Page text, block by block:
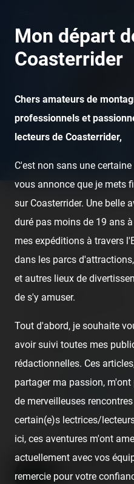
Home Posts Videos
parcs d'attractions !
Une vidéo DivX
plug-in.
Essayez l'une des
Visualisez la
Téléchargez
voir directement
(un redémarrage
nécessaire)
La vie d'ici
Spéciale
Mon départ
Coasterrider
Chers amateurs de
professionnels et
lecteurs de Coasterrider,
C'est non sans une
vous annonce que je mets
sur Coasterrider. Une belle
duré pas moins de 19 ans
mes expéditions à travers
dans les parcs
et autres lieux de
de s'y amuser.
Tout d'abord, je souhaite
avoir suivi toutes mes
rédactionnelles. Ces
partager ma passion,
de merveilleuses
certain(e)s lectrices/
ici, ces aventures m'ont
actuellement avec vos
remercie pour votre